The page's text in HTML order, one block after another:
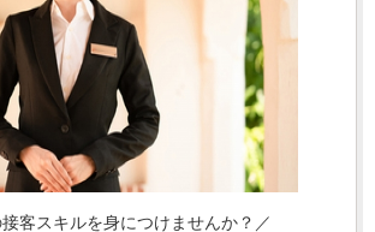
客スキルを身につけませんか？／